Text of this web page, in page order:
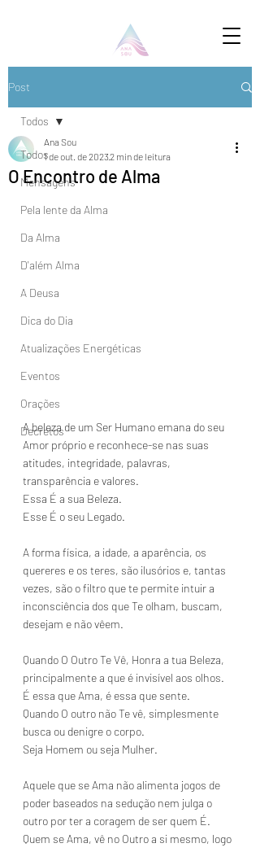
Post
Todos
Mensagens
Pela lente da Alma
Da Alma
D'além Alma
A Deusa
Dica do Dia
Atualizações Energéticas
Eventos
Orações
Decretos
Todos
O Encontro de Alma
Ana Sou
1 de out. de 20232 min de leitura
A beleza de um Ser Humano emana do seu
Amor próprio e reconhece-se nas suas
atitudes, integridade, palavras,
transparência e valores.
Essa É a sua Beleza.
Esse É o seu Legado.
A forma física, a idade, a aparência, os
quereres e os teres, são ilusórios e, tantas
vezes, são o filtro que te permite intuir a
inconsciência dos que Te olham, buscam,
desejam e não vêem.
Quando O Outro Te Vê, Honra a tua Beleza,
principalmente a que é invisível aos olhos.
É essa que Ama, é essa que sente.
Quando O outro não Te vê, simplesmente
busca ou denigre o corpo.
Seja Homem ou seja Mulher.
Aquele que se Ama não alimenta jogos de
poder baseados na sedução nem julga o
outro por ter a coragem de ser quem É.
Quem se Ama, vê no Outro a si mesmo, logo